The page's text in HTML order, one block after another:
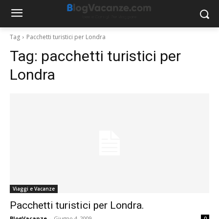
Tag Pacchetti turistici per Londra
Tag: pacchetti turistici per
Londra
Viaggi e Vacanze
Pacchetti turistici per Londra.